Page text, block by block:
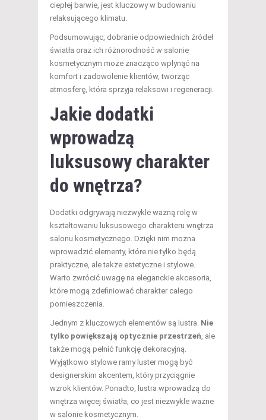
ciepłej barwie, jest kluczowy w budowaniu
relaksującego klimatu.
Podsumowując, dobranie odpowiednich źródeł
światła oraz ich różnorodność w salonie
kosmetycznym może znacząco wpłynąć na
komfort i zadowolenie klientów, tworząc
atmosferę, która sprzyja relaksowi i regeneracji.
Jakie dodatki
wprowadzą
luksusowy charakter
do wnętrza?
Dodatki odgrywają niezwykle ważną rolę w
kształtowaniu luksusowego charakteru wnętrza
salonu kosmetycznego. Dzięki nim można
wprowadzić elementy, które nie tylko będą
praktyczne, ale także estetyczne i stylowe.
Warto zwrócić uwagę na eleganckie akcesoria,
które mogą zdefiniować charakter całego
pomieszczenia.
Jednym z kluczowych elementów są lustra. Nie
tylko powiększają optycznie przestrzeń, ale
także mogą pełnić funkcję dekoracyjną.
Wyjątkowo stylowe ramy luster mogą być
designerskim akcentem, który przyciągnie
wzrok klientów. Ponadto, lustra wprowadzą do
wnętrza więcej światła, co jest niezwykle ważne
w salonie kosmetycznym.